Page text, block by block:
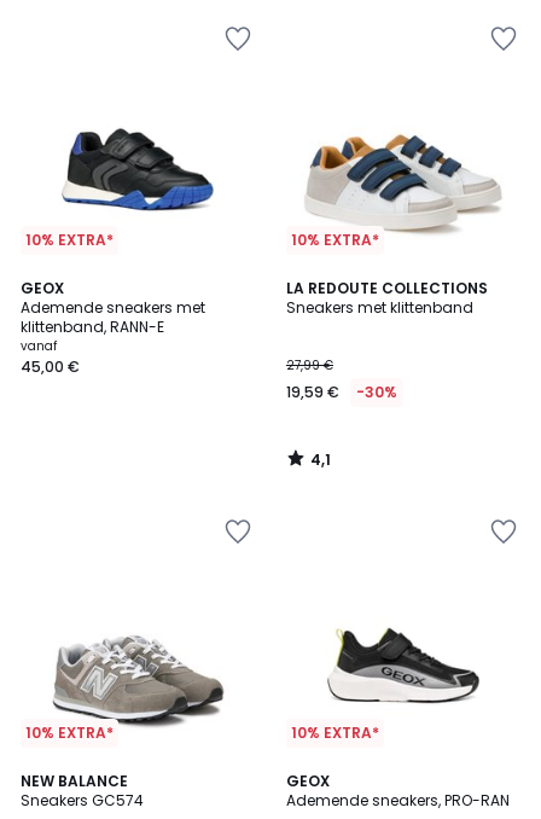
10% EXTRA*
GEOX
Ademende sneakers met
klittenband, RANN-E
vanaf
45,00 €
10% EXTRA*
LA REDOUTE COLLECTIONS
Sneakers met klittenband
27,99 €
19,59 € -30%
4,1
/ 5
4,1
/
10% EXTRA*
NEW BALANCE
Sneakers GC574
4,3
/ 5
10% EXTRA*
GEOX
Ademende sneakers, PRO-RAN